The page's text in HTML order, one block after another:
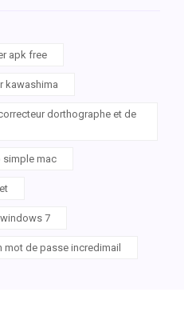
apk free
kawashima
dorthographe et de
simple mac
7
mot de passe incredimail